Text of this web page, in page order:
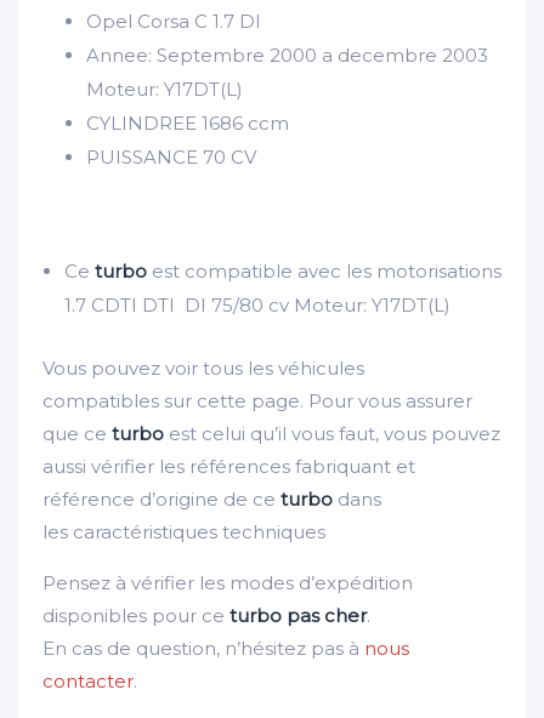
Opel Corsa C 1.7 DI
Annee: Septembre 2000 a decembre 2003
Moteur: Y17DT(L)
CYLINDREE 1686 ccm
PUISSANCE 70 CV
Ce turbo est compatible avec les motorisations
1.7 CDTI DTI DI 75/80 cv Moteur: Y17DT(L)
Vous pouvez voir tous les véhicules
compatibles sur cette page. Pour vous assurer
que ce turbo est celui qu’il vous faut, vous pouvez
aussi vérifier les références fabriquant et
référence d’origine de ce turbo dans
les caractéristiques techniques
Pensez à vérifier les modes d’expédition
disponibles pour ce turbo pas cher.
En cas de question, n’hésitez pas à nous
contacter.